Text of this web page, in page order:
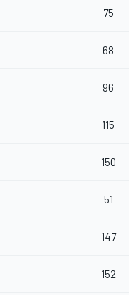
75
68
96
115
150
51
147
152